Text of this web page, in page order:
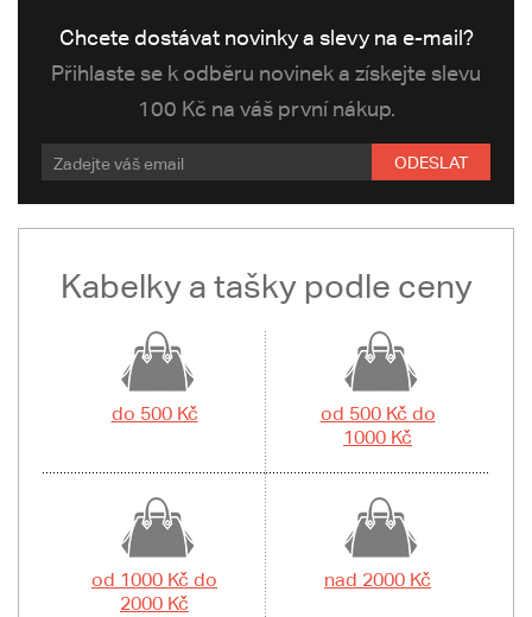
Chcete dostávat novinky a slevy na e-mail?
Přihlaste se k odběru novinek a získejte slevu
100 Kč na váš první nákup.
ODESLAT
Kabelky a tašky podle ceny
do 500 Kč
od 500 Kč do
1000 Kč
od 1000 Kč do
2000 Kč
nad 2000 Kč